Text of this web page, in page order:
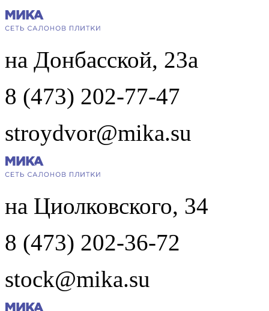
на Донбасской, 23а
8 (473) 202-77-47
stroydvor@mika.su
на Циолковского, 34
8 (473) 202-36-72
stock@mika.su